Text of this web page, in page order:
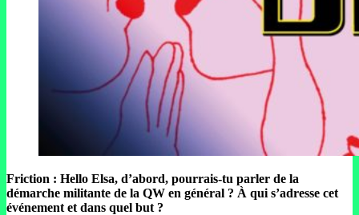
Friction : Hello Elsa, d’abord, pourrais-tu parler de la
démarche militante de la QW en général ? À qui s’adresse cet
événement et dans quel but ?